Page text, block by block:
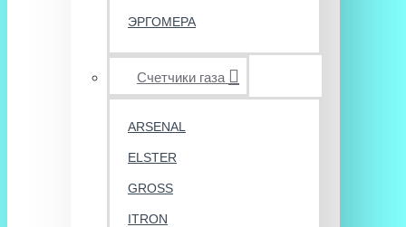
ЭРГОМЕРА
Счетчики газа
ARSENAL
ELSTER
GROSS
ITRON